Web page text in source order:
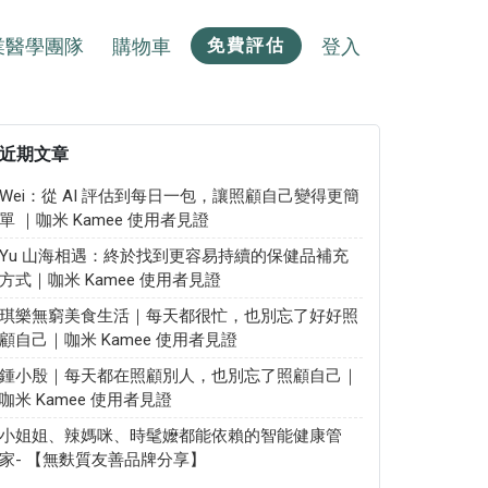
醫學團隊 購物車 免費評估 登入
近期文章
Wei：從 AI 評估到每日一包，讓照顧自己變得更簡
單 ｜咖米 Kamee 使用者見證
Yu 山海相遇：終於找到更容易持續的保健品補充
方式｜咖米 Kamee 使用者見證
琪樂無窮美食生活｜每天都很忙，也別忘了好好照
顧自己｜咖米 Kamee 使用者見證
鍾小殷｜每天都在照顧別人，也別忘了照顧自己｜
咖米 Kamee 使用者見證
小姐姐、辣媽咪、時髦嬤都能依賴的智能健康管
家- 【無麩質友善品牌分享】